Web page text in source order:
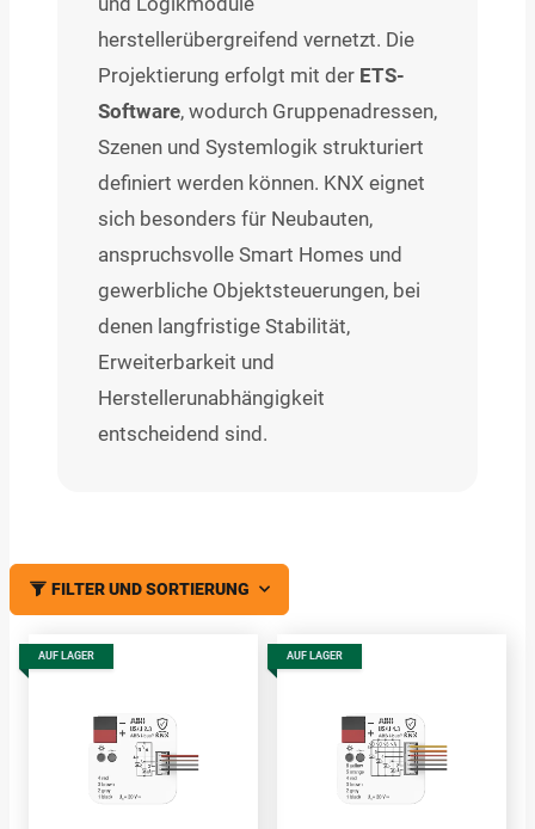
herstellerübergreifend vernetzt. Die
Projektierung erfolgt mit der ETS-
Software, wodurch Gruppenadressen,
Szenen und Systemlogik strukturiert
definiert werden können. KNX eignet
sich besonders für Neubauten,
anspruchsvolle Smart Homes und
gewerbliche Objektsteuerungen, bei
denen langfristige Stabilität,
Erweiterbarkeit und
Herstellerunabhängigkeit
entscheidend sind.
FILTER UND SORTIERUNG
AUF LAGER AUF LAGER